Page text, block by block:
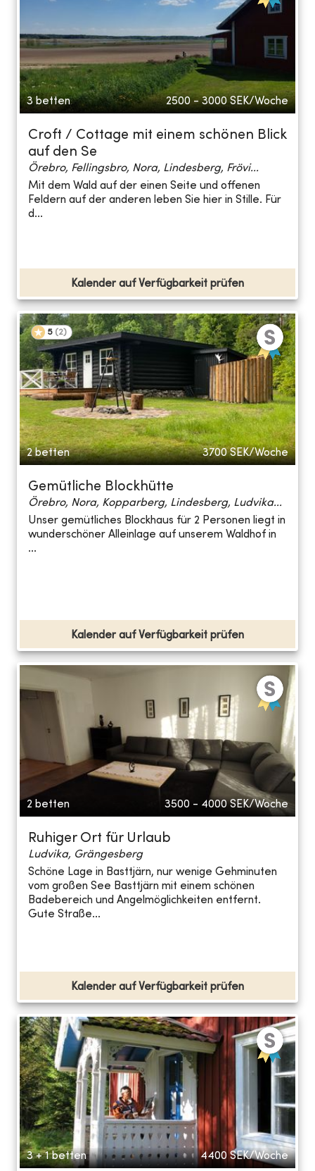
3 betten 2500 - 3000 SEK/Woche
Croft / Cottage mit einem schönen Blick
auf den Se
Örebro, Fellingsbro, Nora, Lindesberg, Frövi...
Mit dem Wald auf der einen Seite und offenen
Feldern auf der anderen leben Sie hier in Stille. Für
d...
Kalender auf Verfügbarkeit prüfen
5 (2)
2 betten 3700 SEK/Woche
Gemütliche Blockhütte
Örebro, Nora, Kopparberg, Lindesberg, Ludvika...
Unser gemütliches Blockhaus für 2 Personen liegt in
wunderschöner Alleinlage auf unserem Waldhof in
...
Kalender auf Verfügbarkeit prüfen
2 betten 3500 - 4000 SEK/Woche
Ruhiger Ort für Urlaub
Ludvika, Grängesberg
Schöne Lage in Basttjärn, nur wenige Gehminuten
vom großen See Basttjärn mit einem schönen
Badebereich und Angelmöglichkeiten entfernt.
Gute Straße...
Kalender auf Verfügbarkeit prüfen
3 + 1 betten 4400 SEK/Woche